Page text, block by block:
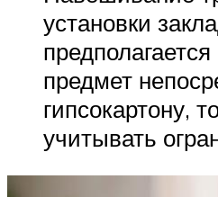
установки
предмет
гипсокартону,
учитывать